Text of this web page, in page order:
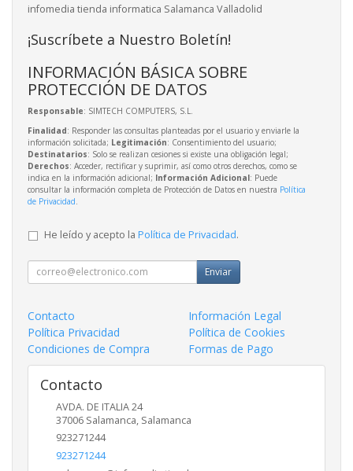
infomedia tienda informatica Salamanca Valladolid
¡Suscríbete a Nuestro Boletín!
INFORMACIÓN BÁSICA SOBRE
PROTECCIÓN DE DATOS
Responsable: SIMTECH COMPUTERS, S.L.
Finalidad: Responder las consultas planteadas por el usuario y enviarle la
información solicitada; Legitimación: Consentimiento del usuario;
Destinatarios: Solo se realizan cesiones si existe una obligación legal;
Derechos: Acceder, rectificar y suprimir, así como otros derechos, como se
indica en la información adicional; Información Adicional: Puede
consultar la información completa de Protección de Datos en nuestra Política
de Privacidad
He leído y acepto la Política de Privacidad.
Enviar
Contacto
Información Legal
Política Privacidad
Política de Cookies
Condiciones de Compra
Formas de Pago
Contacto
AVDA. DE ITALIA 24
37006 Salamanca, Salamanca
923271244
923271244